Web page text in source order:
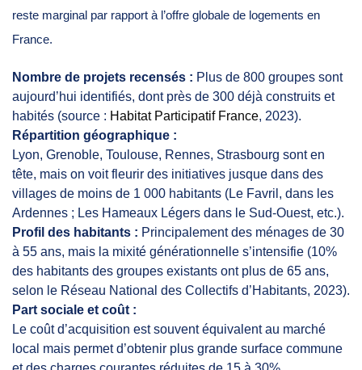
reste marginal par rapport à l’offre globale de logements en
France.
Nombre de projets recensés : Plus de 800 groupes sont
aujourd’hui identifiés, dont près de 300 déjà construits et
habités (source : Habitat Participatif France, 2023).
Répartition géographique :
Lyon, Grenoble, Toulouse, Rennes, Strasbourg sont en
tête, mais on voit fleurir des initiatives jusque dans des
villages de moins de 1 000 habitants (Le Favril, dans les
Ardennes ; Les Hameaux Légers dans le Sud-Ouest, etc.).
Profil des habitants : Principalement des ménages de 30
à 55 ans, mais la mixité générationnelle s’intensifie (10%
des habitants des groupes existants ont plus de 65 ans,
selon le Réseau National des Collectifs d’Habitants, 2023).
Part sociale et coût :
Le coût d’acquisition est souvent équivalent au marché
local mais permet d’obtenir plus grande surface commune